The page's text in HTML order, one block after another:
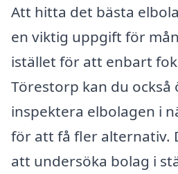
Att hitta det bästa
en viktig uppgift för
istället för att enbart
Törestorp kan du också
inspektera elbolagen i
för att få fler alternativ.
att undersöka bolag i